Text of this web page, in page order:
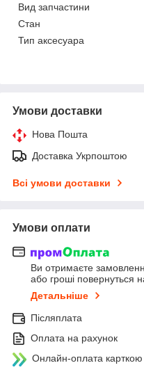
Вид запчастини
Стан
Тип аксесуара
Умови доставки
Нова Пошта
Доставка Укрпоштою
Всі умови доставки
Умови оплати
Ви отримаєте
або гроші повернуться
Детальніше
Післяплата
Оплата на рахунок
Онлайн-оплата